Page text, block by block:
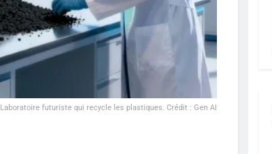
Laboratoire futuriste qui recycle les plastiques. Crédit : Gen AI